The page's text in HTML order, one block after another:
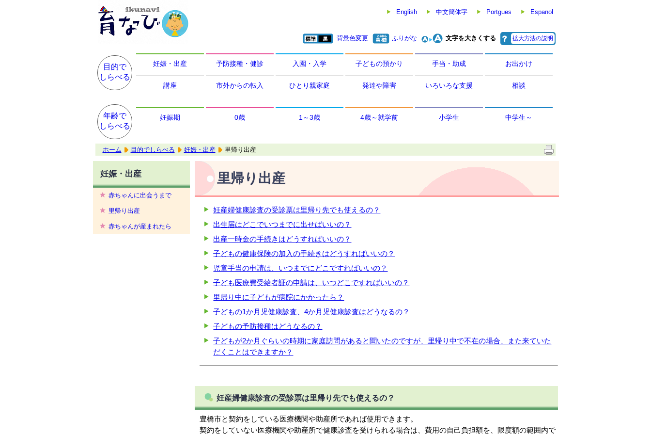
English 中文簡体字 Portgues Espanol
背景色変更 ふりがな 文字を大きくする 拡大方法の説明
目的で
しらべる
妊娠・出産 予防接種・健診 入園・入学 子どもの預かり 手当・助成 お出かけ
講座 市外からの転入 ひとり親家庭 発達や障害 いろいろな支援 相談
年齢で
しらべる
妊娠期 0歳 1～3歳 4歳～就学前 小学生 中学生～
ホーム 目的でしらべる 妊娠・出産 里帰り出産
妊娠・出産
赤ちゃんに出会うまで
里帰り出産
赤ちゃんが産まれたら
里帰り出産
妊産婦健康診査の受診票は里帰り先でも使えるの？
出生届はどこでいつまでに出せばいいの？
出産一時金の手続きはどうすればいいの？
子どもの健康保険の加入の手続きはどうすればいいの？
児童手当の申請は、いつまでにどこですればいいの？
子ども医療費受給者証の申請は、いつどこですればいいの？
里帰り中に子どもが病院にかかったら？
子どもの1か月児健康診査、4か月児健康診査はどうなるの？
子どもの予防接種はどうなるの？
子どもが2か月ぐらいの時期に家庭訪問があると聞いたのですが、里帰り中で不在の場合、また来ていた
だくことはできますか？
妊産婦健康診査の受診票は里帰り先でも使えるの？
豊橋市と契約をしている医療機関や助産所であれば使用できます。
契約をしていない医療機関や助産所で健康診査を受けられる場合は、費用の自己負担額を、限度額の範囲内で